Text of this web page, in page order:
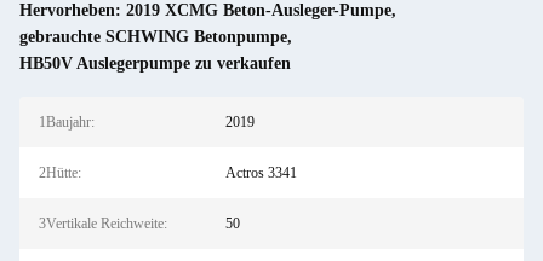
Hervorheben: 2019 XCMG Beton-Ausleger-Pumpe,
gebrauchte SCHWING Betonpumpe,
HB50V Auslegerpumpe zu verkaufen
1Baujahr: 2019
2Hütte: Actros 3341
3Vertikale Reichweite: 50